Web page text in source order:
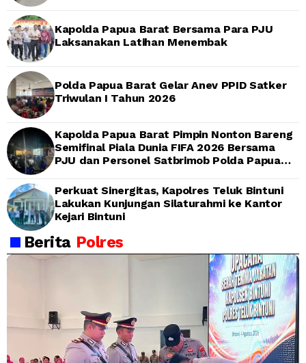
Kapolda Papua Barat Bersama Para PJU
Laksanakan Latihan Menembak
Polda Papua Barat Gelar Anev PPID Satker
Triwulan I Tahun 2026
Kapolda Papua Barat Pimpin Nonton Bareng
Semifinal Piala Dunia FIFA 2026 Bersama
PJU dan Personel Satbrimob Polda Papua
Perkuat Sinergitas, Kapolres Teluk Bintuni
Lakukan Kunjungan Silaturahmi ke Kantor
Kejari Bintuni
Berita Polres